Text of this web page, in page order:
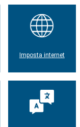
Imposta internet